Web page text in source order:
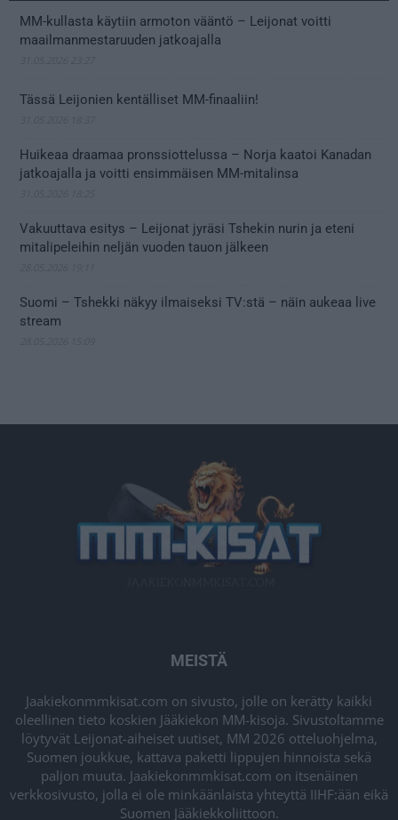
MM-kullasta käytiin armoton vääntö – Leijonat voitti
maailmanmestaruuden jatkoajalla
Tässä Leijonien kentälliset MM-finaaliin!
Huikeaa draamaa pronssiottelussa – Norja kaatoi Kanadan
jatkoajalla ja voitti ensimmäisen MM-mitalinsa
Vakuuttava esitys – Leijonat jyräsi Tshekin nurin ja eteni
mitalipeleihin neljän vuoden tauon jälkeen
Suomi – Tshekki näkyy ilmaiseksi TV:stä – näin aukeaa live
stream
MEISTÄ
Jaakiekonmmkisat.com on sivusto, jolle on kerätty kaikki
oleellinen tieto koskien Jääkiekon MM-kisoja. Sivustoltamme
löytyvät Leijonat-aiheiset uutiset, MM 2026 otteluohjelma,
Suomen joukkue, kattava paketti lippujen hinnoista sekä
paljon muuta. Jaakiekonmmkisat.com on itsenäinen
verkkosivusto, jolla ei ole minkäänlaista yhteyttä IIHF:ään eikä
Suomen Jääkiekkoliittoon.